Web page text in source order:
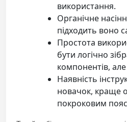
використання.
Органічне
підходить воно
Простота
бути логічно
компонентів,
Наявність
новачок, краще
покроковим